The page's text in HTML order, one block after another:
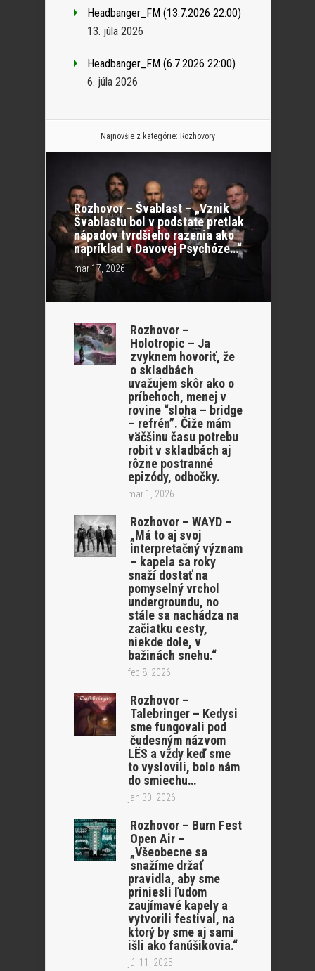
Headbanger_FM (13.7.2026 22:00)
13. júla 2026
Headbanger_FM (6.7.2026 22:00)
6. júla 2026
Najnovšie z kategórie: Rozhovory
Rozhovor – Švablast – „Vznik
Švablastu bol v podstate pretlak
nápadov tvrdšieho razenia ako
napríklad v Davovej Psychóze…“
mar 17, 2026
Rozhovor –
Holotropic – Ja
zvyknem hovoriť, že
o skladbách
uvažujem skôr ako o
príbehoch, menej v
rovine “sloha – bridge
– refrén”. Čiže mám
väčšinu času potrebu
robit v skladbách aj
rôzne postranné
epizódy, odbočky.
mar 1, 2026
Rozhovor – WAYD –
„Má to aj svoj
interpretačný význam
– kapela sa roky
snaží dostať na
pomyselný vrchol
undergroundu, no
stále sa nachádza na
začiatku cesty,
niekde dole, v
bažinách snehu.“
feb 8, 2026
Rozhovor –
Talebringer – Kedysi
sme fungovali pod
čudesným názvom
LËS a vždy keď sme
to vyslovili, bolo nám
do smiechu…
jan 30, 2026
Rozhovor – Burn Fest
Open Air –
„Všeobecne sa
snažíme držať
pravidla, aby sme
priniesli ľudom
zaujímavé kapely a
vytvorili festival, na
ktorý by sme aj sami
išli ako fanúšikovia.“
júl 11, 2025